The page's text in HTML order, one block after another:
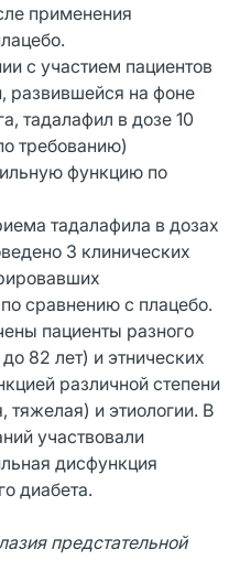
применения
с участием пациентов
развившейся на фоне
тадалафил в дозе 10
требованию)
функцию по
тадалафила в дозах
3 клинических
сравнению с плацебо.
пациенты разного
82 лет) и этнических
различной степени
тяжелая) и этиологии. В
участвовали
дисфункция
диабета.
предстательной